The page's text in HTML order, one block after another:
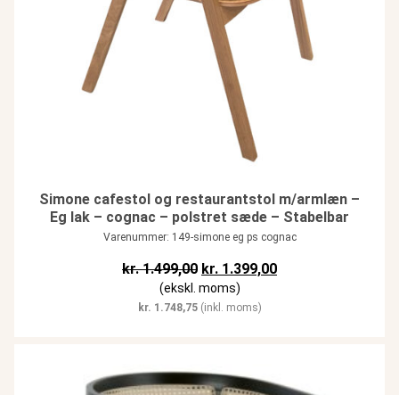
Simone cafestol og restaurantstol m/armlæn –
Eg lak – cognac – polstret sæde – Stabelbar
Varenummer: 149-simone eg ps cognac
kr.1.499,00 Den oprindelige pris var: kr.
kr. 1.399,00Den aktuelle pris
(ekskl. moms)
kr. 1.748,75(inkl. moms)